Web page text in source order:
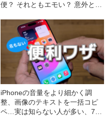
便？ それともエモい？ 意外と最
iPhoneの音量をより細かく調
整、画像のテキストを一括コピ
ペ…実は知らない人が多い、7つ